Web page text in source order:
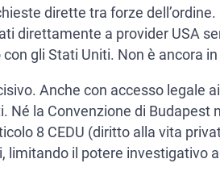
dirette tra forze
direttamente a provider USA
gli Stati Uniti. Non è ancora
Anche con accesso legale
la Convenzione di
8 CEDU (diritto alla vita
il potere investigativo